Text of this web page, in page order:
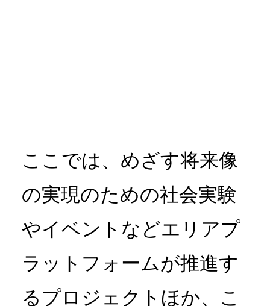
ここでは、めざす将来像
の実現のための社会実験
やイベントなどエリアプ
ラットフォームが推進す
るプロジェクトほか、 こ